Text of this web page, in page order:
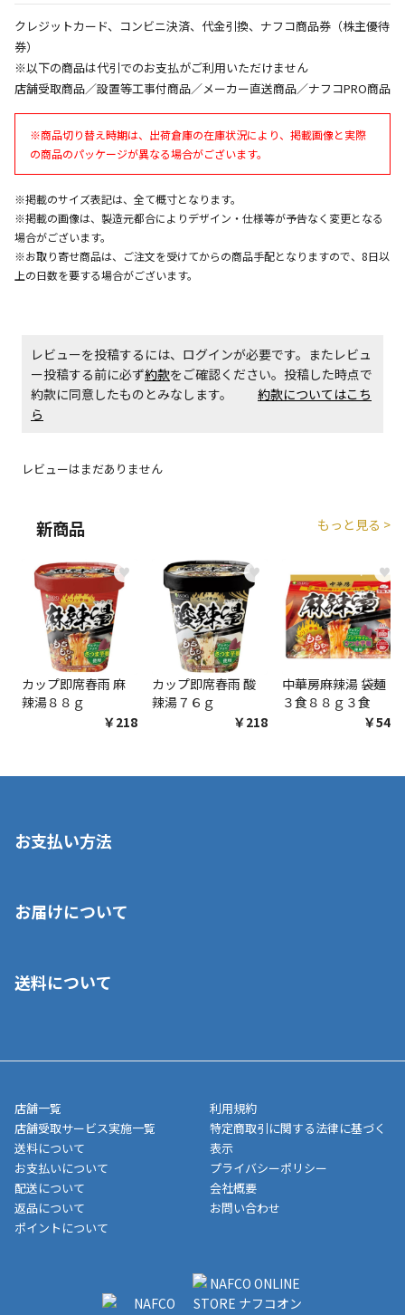
決定となります。
エアコンの取付工事が必要な商品です。別途費用が発
生する場合がございます。
商品購入個数ごとに送料がかかる商品です
クレジットカード、コンビニ決済、代金引換、ナフコ商品券（株主優待
券）
※以下の商品は代引でのお支払がご利用いただけません
店舗受取商品／設置等工事付商品／メーカー直送商品／ナフコPRO商品
※商品切り替え時期は、出荷倉庫の在庫状況により、掲載画像と実際
の商品のパッケージが異なる場合がございます。
※掲載のサイズ表記は、全て概寸となります。
※掲載の画像は、製造元都合によりデザイン・仕様等が予告なく変更となる
場合がございます。
※お取り寄せ商品は、ご注文を受けてからの商品手配となりますので、8日以
上の日数を要する場合がございます。
レビューを投稿するには、ログインが必要です。またレビュ
ー投稿する前に必ず約款をご確認ください。投稿した時点で
約款に同意したものとみなします。 約款についてはこち
ら
レビューはまだありません
新商品 もっと見る >
♥
カップ即席春雨 麻
辣湯８８ｇ
￥218
♥
カップ即席春雨 酸
辣湯７６ｇ
￥218
♥
中華房麻辣湯 袋麺
３食８８ｇ３食
￥548
お支払い方法
いいただくことはできません。ご了承ください。
■代金引換(代引)※手数料がかかります
■商品によっては一部決済方法が使用できない場合がございま
す。
お届けについて
ご注文が確認出来次第、1～4営業日に発送いたします。「お取り
業日にてお引渡しとなります。(離島などの場合、例外もあります)
メーカー直送品など一部商品については、その他商品との購入に
制限がかかる場合がございます。また発送日についても、通常と
異なる場合がございます。対象商品の説明ページをご確認くださ
い。
■店舗受取をご選択いただいた場合
ご注文が確認出来次第、お受取される店舗在庫を使用してご準備
をさせていただきます。店舗に在庫がない場合は店舗よりお取り
いただく場合がございます。店舗準備でのお渡しとなる為、商品
のみの受け渡しとなります。（箱や納品書は付属しておりませ
送料について
店舗一覧
店舗受取サービス実施一覧
送料について
お支払いについて
配送について
返品について
ポイントについて
利用規約
特定商取引に関する法律に基づく
表示
プライバシーポリシー
会社概要
お問い合わせ